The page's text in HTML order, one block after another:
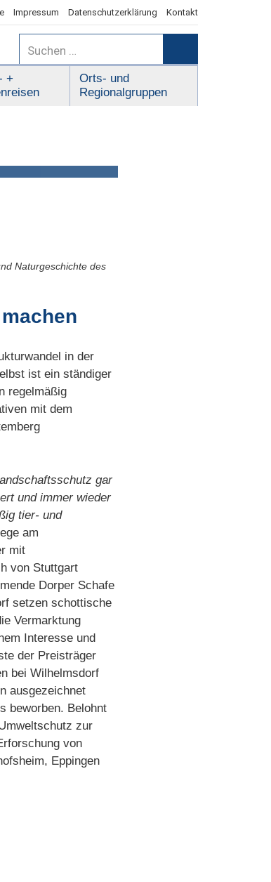
Impressum Datenschutzerklärung Kontakt
Suchen
nach:
+
Orts- und
Regionalgruppen
Naturgeschichte des
in der
ist ein ständiger
regelmäßig
mit dem
gar
und immer wieder
tier- und
am
mit
von Stuttgart
Dorper Schafe
setzen schottische
Vermarktung
Interesse und
der Preisträger
bei Wilhelmsdorf
ausgezeichnet
beworben. Belohnt
zur
von
Eppingen